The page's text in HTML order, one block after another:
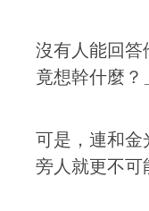
沒有人能回答
竟想幹什麼？」
可是，連和金
旁人就更不可